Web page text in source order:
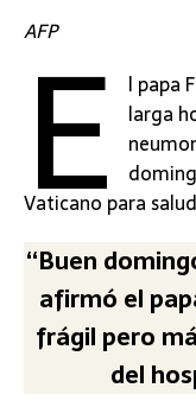
AFP
E l papa
larga
Vaticano para
“Buen
afirmó el
frágil pero
del